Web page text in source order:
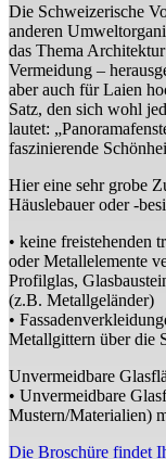
Die Schweizerische
anderen
das Thema
Vermeidung –
aber auch für Laien
Satz, den sich wohl
lautet:
faszinierende
Hier eine sehr grobe
Häuslebauer oder -
• keine freistehenden
oder Metallelemente
Profilglas,
(z.B. Metallgeländer)
•
Metallgittern über die
Unvermeidbare
• Unvermeidbare
Mustern/Materialien)
Die Broschüre findet